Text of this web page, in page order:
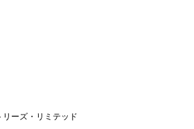
ーズ・リミテッド